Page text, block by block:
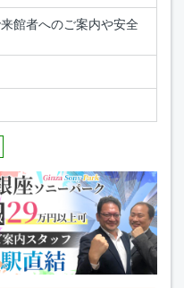
館者へのご案内や安全